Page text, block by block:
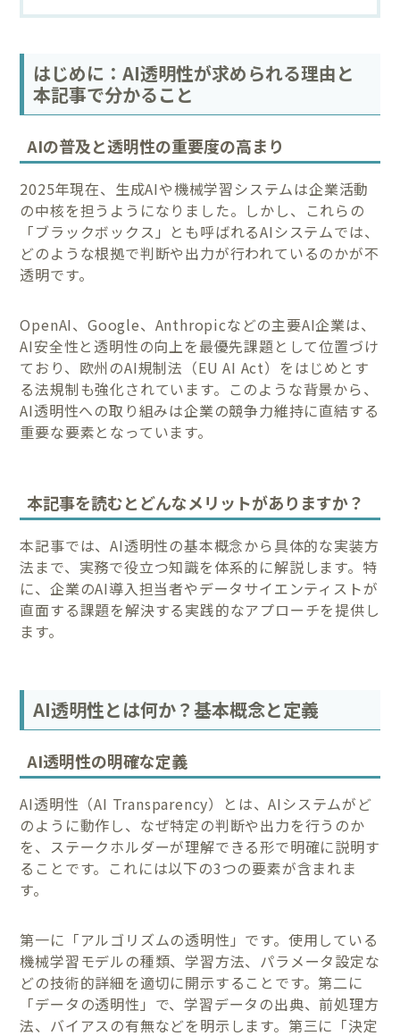
はじめに：AI透明性が求められる理由と
本記事で分かること
AIの普及と透明性の重要度の高まり
2025年現在、生成AIや機械学習システムは企業活動
の中核を担うようになりました。しかし、これらの
「ブラックボックス」とも呼ばれるAIシステムでは、
どのような根拠で判断や出力が行われているのかが不
透明です。
OpenAI、Google、Anthropicなどの主要AI企業は、
AI安全性と透明性の向上を最優先課題として位置づけ
ており、欧州のAI規制法（EU AI Act）をはじめとす
る法規制も強化されています。このような背景から、
AI透明性への取り組みは企業の競争力維持に直結する
重要な要素となっています。
本記事を読むとどんなメリットがありますか？
本記事では、AI透明性の基本概念から具体的な実装方
法まで、実務で役立つ知識を体系的に解説します。特
に、企業のAI導入担当者やデータサイエンティストが
直面する課題を解決する実践的なアプローチを提供し
ます。
AI透明性とは何か？基本概念と定義
AI透明性の明確な定義
AI透明性（AI Transparency）とは、AIシステムがど
のように動作し、なぜ特定の判断や出力を行うのか
を、ステークホルダーが理解できる形で明確に説明す
ることです。これには以下の3つの要素が含まれま
す。
第一に「アルゴリズムの透明性」です。使用している
機械学習モデルの種類、学習方法、パラメータ設定な
どの技術的詳細を適切に開示することです。第二に
「データの透明性」で、学習データの出典、前処理方
法、バイアスの有無などを明示します。第三に「決定